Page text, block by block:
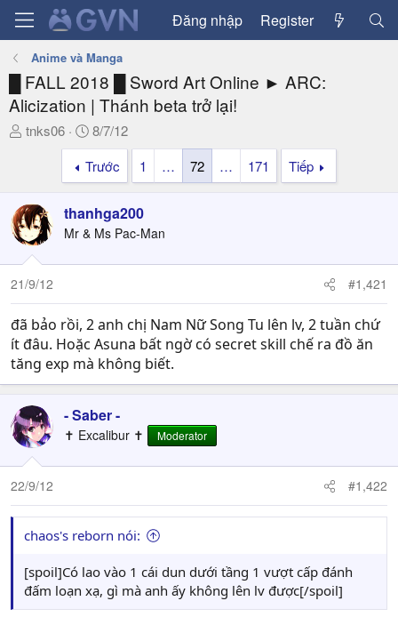
Đăng nhập Register
Anime và Manga
█ FALL 2018 █ Sword Art Online ► ARC:
Alicization | Thánh beta trở lại!
T
a
d
s
t
a
t
e
r
tnks06
N
g
à
y
g
ử
8/7/12
Trước
1 … 72 … 171 Tiếp
thanhga200
Mr & Ms Pac-Man
21/9/12 #1,421
đã bảo rồi, 2 anh chị Nam Nữ Song Tu lên lv, 2 tuần chứ
ít đâu. Hoặc Asuna bất ngờ có secret skill chế ra đồ ăn
tăng exp mà không biết.
- Saber -
✝ Excalibur ✝ Moderator
22/9/12 #1,422
chaos's reborn nói:
[spoil]Có lao vào 1 cái dun dưới tầng 1 vượt cấp đánh
đấm loạn xạ, gì mà anh ấy không lên lv được[/spoil]